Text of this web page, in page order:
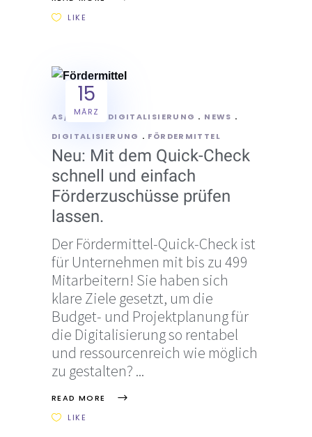
LIKE
15
MÄRZ
AS/POINT DIGITALISIERUNG
NEWS
DIGITALISIERUNG
FÖRDERMITTEL
Neu: Mit dem Quick-Check
schnell und einfach
Förderzuschüsse prüfen
lassen.
Der Fördermittel-Quick-Check ist
für Unternehmen mit bis zu 499
Mitarbeitern! Sie haben sich
klare Ziele gesetzt, um die
Budget- und Projektplanung für
die Digitalisierung so rentabel
und ressourcenreich wie möglich
zu gestalten?
READ MORE
LIKE